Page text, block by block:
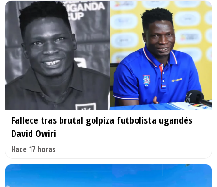
Fallece tras brutal golpiza futbolista ugandés
David Owiri
Hace 17 horas